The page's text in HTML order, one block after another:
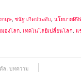
กฤษ ชนัฐ เกิดประดับ นโยบายดิจิ
องโลก เทคโนโลยีเปลี่ยนโลก
แ
ล บทความ